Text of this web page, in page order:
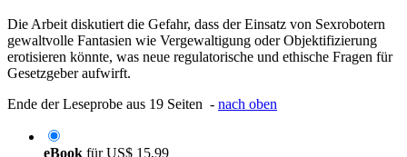
Die Arbeit diskutiert die Gefahr, dass der Einsatz von Sexrobotern
gewaltvolle Fantasien wie Vergewaltigung oder Objektifizierung
erotisieren könnte, was neue regulatorische und ethische Fragen für
Gesetzgeber aufwirft.
Ende der Leseprobe aus 19 Seiten - nach oben
eBook fürUS$ 15,99